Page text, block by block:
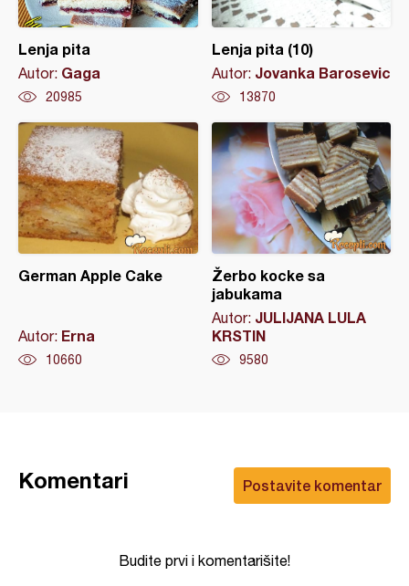
Lenja pita
Autor: Gaga
20985
Lenja pita (10)
Autor: Jovanka Barosevic
13870
German Apple Cake
Autor: Erna
10660
Žerbo kocke sa
jabukama
Autor: JULIJANA LULA
KRSTIN
9580
Postavite komentar
Komentari
Budite prvi i komentarišite!